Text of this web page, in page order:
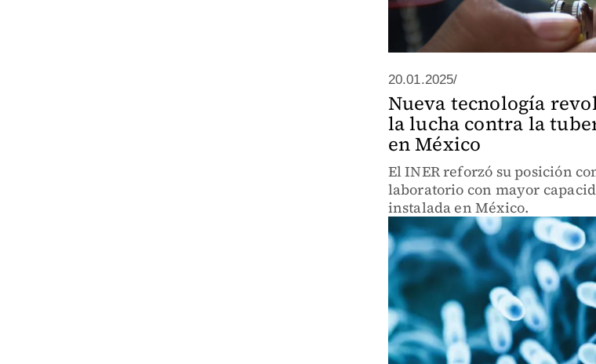
20.01.2025/
Nueva tecnología
la lucha contra la
en México
El INER reforzó su posición
laboratorio con mayor
instalada en México.